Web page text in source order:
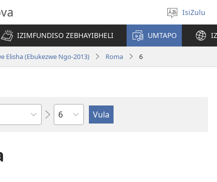
Khetha
ulimi
IsiZulu
IZIMFUNDISO ZEBHAYIBHELI UMTAPO
Elisha (Ebukezwe Ngo-2013) Roma 6
Ngesahluko